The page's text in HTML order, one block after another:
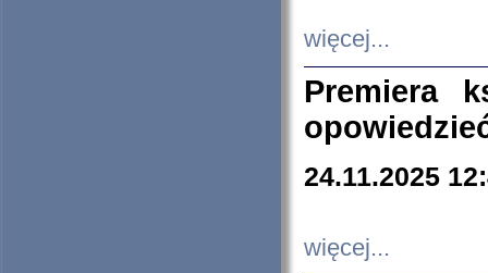
więcej...
Premiera
24.11.2025
więcej...